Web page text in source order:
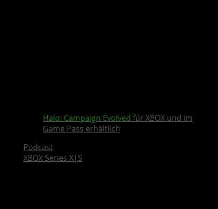
Halo: Campaign Evolved für XBOX und im
Game Pass erhältlich
Podcast
XBOX Series X|S